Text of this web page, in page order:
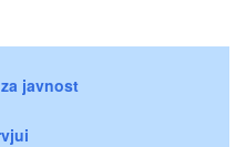
javnost